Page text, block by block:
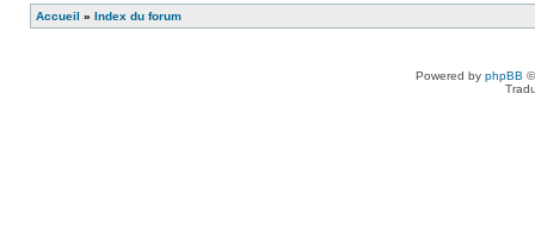
Accueil » Index du forum
Powered by phpBB